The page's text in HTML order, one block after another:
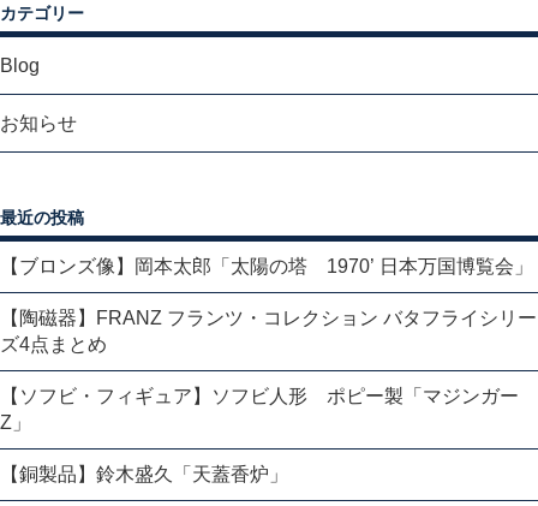
カテゴリー
Blog
お知らせ
最近の投稿
【ブロンズ像】岡本太郎「太陽の塔 1970’ 日本万国博覧会」
【陶磁器】FRANZ フランツ・コレクション バタフライシリー
ズ4点まとめ
【ソフビ・フィギュア】ソフビ人形 ポピー製「マジンガー
Z」
【銅製品】鈴木盛久「天蓋香炉」